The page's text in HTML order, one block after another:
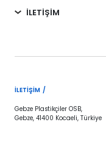
İLETİŞİM
İLETIŞIM /
Gebze Plastikçiler OSB,
Gebze, 41400 Kocaeli, Türkiye